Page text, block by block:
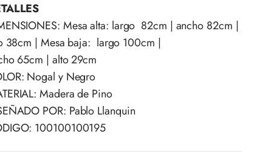
Mesa alta: largo 82cm | ancho 82cm |
38cm | Mesa baja: largo 100cm |
65cm | alto 29cm
Nogal y Negro
Madera de Pino
POR: Pablo Llanquin
100100100195